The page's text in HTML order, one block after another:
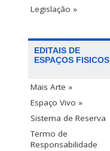
Legislação »
EDITAIS DE
ESPAÇOS FISICOS
Mais Arte »
Espaço Vivo »
Sistema de Reserva
Termo de
Responsabilidade